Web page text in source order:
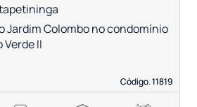
Código. 11819
Código. 11819
Jardim Colombo no condomínio
II